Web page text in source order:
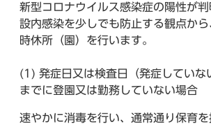
新型コロナウイルス感染症の陽性が
設内感染を少しでも防止する観点か
時休所（園）を行います。
(1) 発症日又は検査日（発症していな
までに登園又は勤務していない場合
速やかに消毒を行い、通常通り保育を